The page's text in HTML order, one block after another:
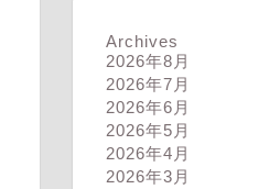
Archives
2026年8月
2026年7月
2026年6月
2026年5月
2026年4月
2026年3月